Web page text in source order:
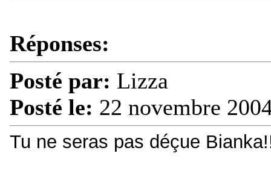
Réponses:
Posté par: Lizza
Posté le: 22 novembre
Tu ne seras pas déçue